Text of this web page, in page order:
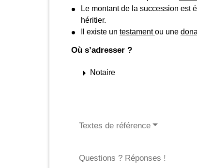
Le montant de la succession est
héritier.
Il existe un testamentou une
Où s’adresser ?
arrow_right Notaire
Textes de référence
Questions ? Réponses !